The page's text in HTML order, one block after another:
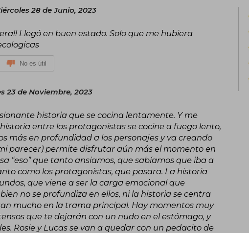
universo literario con personajes
románticas. Ambas obras han sido
a Elena Armas como una autora
contemporáneo.
Elena se inspira en su amor por las
personajes reales y cercanos que
destaca por su frescura, diálogos
emociones humanas de manera
28 de Junio, 2023
Llegó en buen estado. Solo que me hubiera
No es útil
23 de Noviembre, 2023
historia que se cocina lentamente. Y me
entre los protagonistas se cocine a fuego lento,
más en profundidad a los personajes y va creando
parecer) permite disfrutar aún más el momento en
“eso” que tanto ansiamos, que sabíamos que iba a
como los protagonistas, que pasara. La historia
que viene a ser la carga emocional que
no se profundiza en ellos, ni la historia se centra
mucho en la trama principal. Hay momentos muy
que te dejarán con un nudo en el estómago, y
Rosie y Lucas se van a quedar con un pedacito de